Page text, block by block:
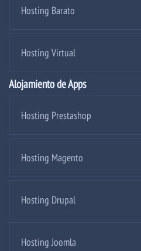
Hosting Barato
Hosting Virtual
Alojamiento de Apps
Hosting Prestashop
Hosting Magento
Hosting Drupal
Hosting Joomla